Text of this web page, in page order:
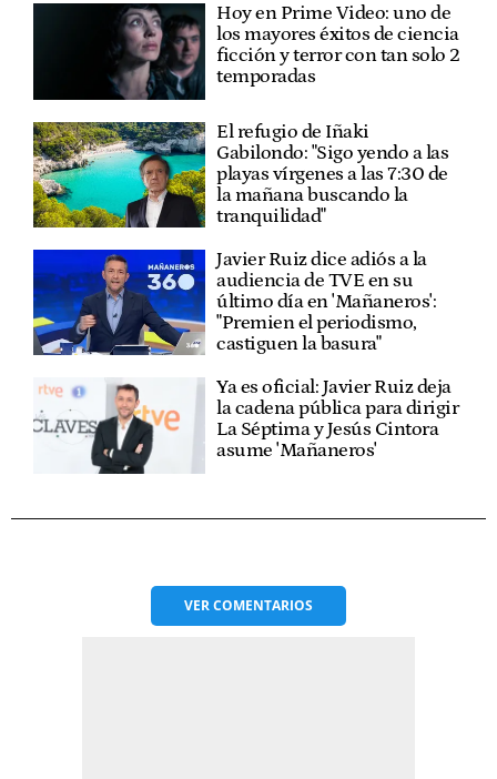
Hoy en Prime Video: uno de
los mayores éxitos de ciencia
ficción y terror con tan solo 2
temporadas
El refugio de Iñaki
Gabilondo: "Sigo yendo a las
playas vírgenes a las 7:30 de
la mañana buscando la
tranquilidad"
Javier Ruiz dice adiós a la
audiencia de TVE en su
último día en 'Mañaneros':
"Premien el periodismo,
castiguen la basura"
Ya es oficial: Javier Ruiz deja
la cadena pública para dirigir
La Séptima y Jesús Cintora
asume 'Mañaneros'
VERCOMENTARIOS